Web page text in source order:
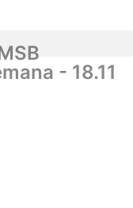
- 18.11